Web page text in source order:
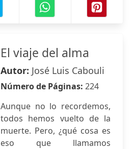
El viaje del alma
Autor: José Luis Cabouli
Número de Páginas: 224
Aunque no lo recordemos,
todos hemos vuelto de la
muerte. Pero, ¿qué cosa es
eso que llamamos